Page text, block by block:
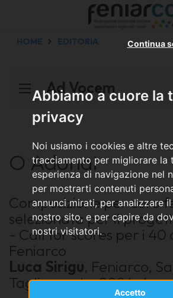
Abbiamo a cuore la
privacy
Noi usiamo i cookies e altre
tracciamento per migliorare la
esperienza di navigazione nel
per mostrarti contenuti
annunci mirati, per analizzare
nostro sito, e per capire da
nostri visitatori.
Accetto
Continua
HOME EDITORIA
Ad Vocem
O Adonai
Composizione per coro
selezionata per il
- Call for scores per i 40
Feniarco
Luca Sirigu, Feniarco,
Tagliamento, 2024, 6 p.